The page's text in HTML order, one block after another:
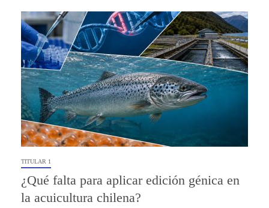
TITULAR 1
¿Qué falta para aplicar edición génica en
la acuicultura chilena?